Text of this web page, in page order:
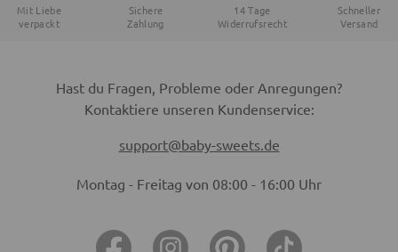
Mit Liebe
verpackt
Sichere
Zahlung
14 Tage
Widerrufsrecht
Schneller
Versand
Hast du Fragen, Probleme oder Anregungen?
Kontaktiere unseren Kundenservice:
support@baby-sweets.de
Montag - Freitag von 08:00 - 16:00 Uhr